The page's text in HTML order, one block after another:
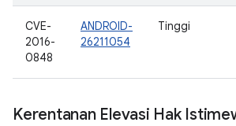
CVE-
2016-
0848
ANDROID-
26211054
Tinggi
Kerentanan Elevasi Hak